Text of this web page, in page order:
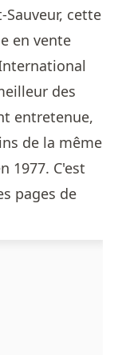
cette
en vente
des
entretenue,
de la même
1977. C'est
pages de